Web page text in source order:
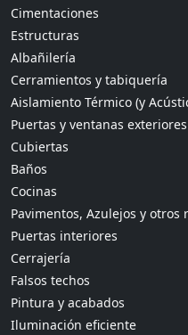
Cimentaciones
Estructuras
Albañilería
Cerramientos y tabiquería
Aislamiento Térmico (y
Puertas y ventanas exteriores
Cubiertas
Baños
Cocinas
Pavimentos, Azulejos y otros
Puertas interiores
Cerrajería
Falsos techos
Pintura y acabados
Iluminación eficiente